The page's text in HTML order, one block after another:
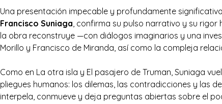
Una presentación impecable y profundamente
Francisco Suniaga, confirma su pulso narrativo y su rigor
la obra reconstruye —con diálogos imaginarios y una
Morillo y Francisco de Miranda, así como la compleja
Como en La otra isla y El pasajero de Truman, Suniaga
pliegues humanos: los dilemas, las contradicciones y las
interpela, conmueve y deja preguntas abiertas sobre el